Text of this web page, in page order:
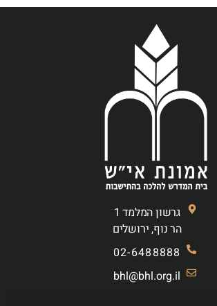
גרשון המלמד 1
הר נוף, ירושלים
02-6488888
bhl@bhl.org.il